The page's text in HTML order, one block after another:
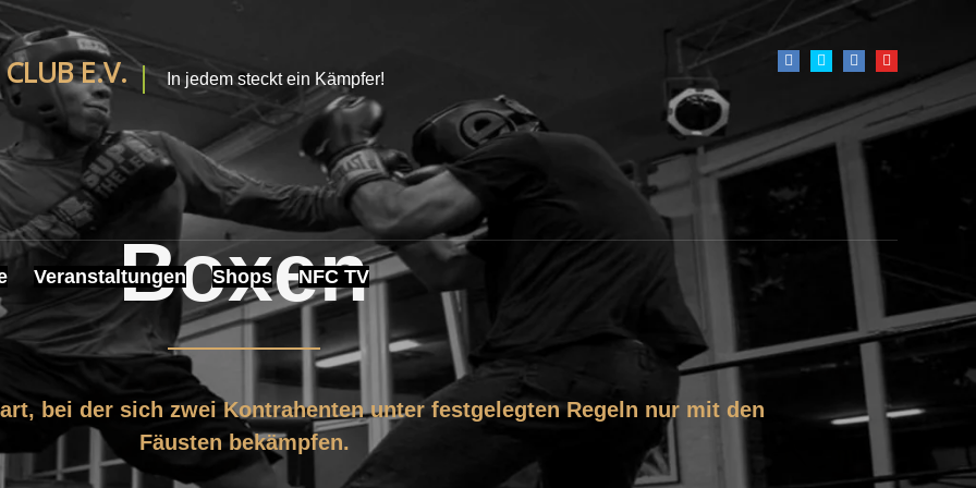
E.V. In jedem steckt ein Kämpfer!
Veranstaltungen Shops NFC TV
Boxen
bei der sich zwei Kontrahenten unter festgelegten Regeln nur mit den
Fäusten bekämpfen.